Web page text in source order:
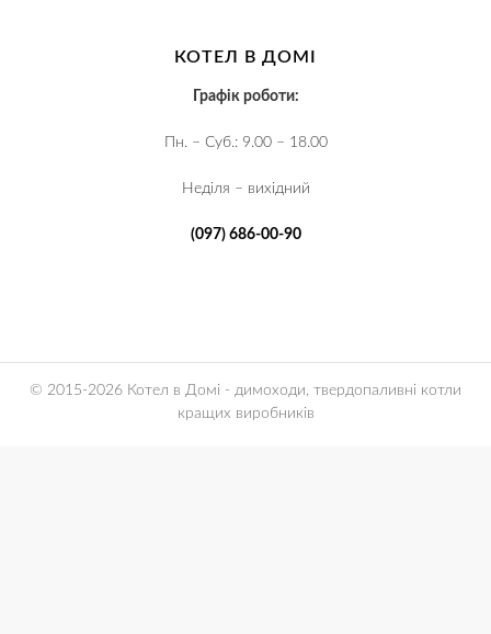
КОТЕЛ В ДОМІ
Графік роботи:
Пн. – Суб.: 9.00 – 18.00
Неділя – вихідний
(097) 686-00-90
© 2015-2026 Котел в Домі - димоходи, твердопаливні котли
кращих виробників